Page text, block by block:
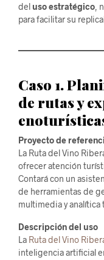
del uso estratégico ,
para facilitar su
Caso 1.
de rutas y
Proyecto de
La Ruta del Vino
ofrecer atención
Contará con un
de herramientas de
multimedia y
Descripción del uso
La Ruta del Vino
inteligencia artificial